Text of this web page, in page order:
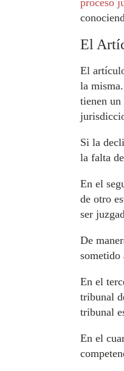
proceso
El
El
la
tienen un
Si la
la falta
En el
de otro
ser
De
sometido
En el
tribunal
tribunal
En el